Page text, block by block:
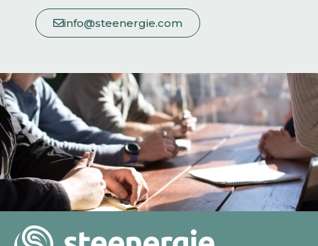
info@steenergie.com